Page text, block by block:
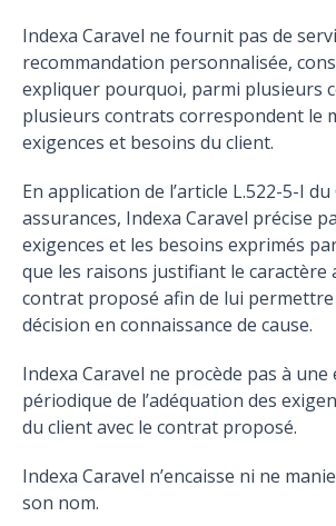
Indexa Caravel ne fournit pas de
recommandation personnalisée,
expliquer pourquoi, parmi plusieurs
plusieurs contrats correspondent le
exigences et besoins du client.
En application de l’article L.522-5-I du
assurances, Indexa Caravel précise
exigences et les besoins exprimés
que les raisons justifiant le caractère
contrat proposé afin de lui
décision en connaissance de cause.
Indexa Caravel ne procède pas à
périodique de l’adéquation des
du client avec le contrat proposé.
Indexa Caravel n’encaisse ni ne
son nom.